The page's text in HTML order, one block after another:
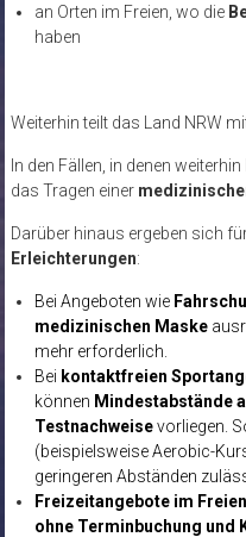
an Orten im Freien, wo die
haben
Weiterhin teilt das Land NRW
In den Fällen, in denen
das Tragen einer
Darüber hinaus ergeben sich
Erleichterungen:
Bei Angeboten wie
medizinischen Maske
mehr erforderlich.
Bei kontaktfreien
können Mindestabstände
Testnachweisevorliegen.
(beispielsweise Aerobic-
geringeren Abständen
Freizeitangebote im Freien
ohne Terminbuchung und